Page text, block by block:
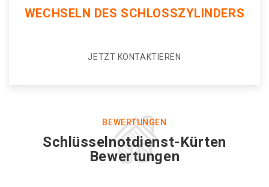
WECHSELN DES SCHLOSSZYLINDERS
JETZT KONTAKTIEREN
BEWERTUNGEN
Schlüsselnotdienst-Kürten
Bewertungen